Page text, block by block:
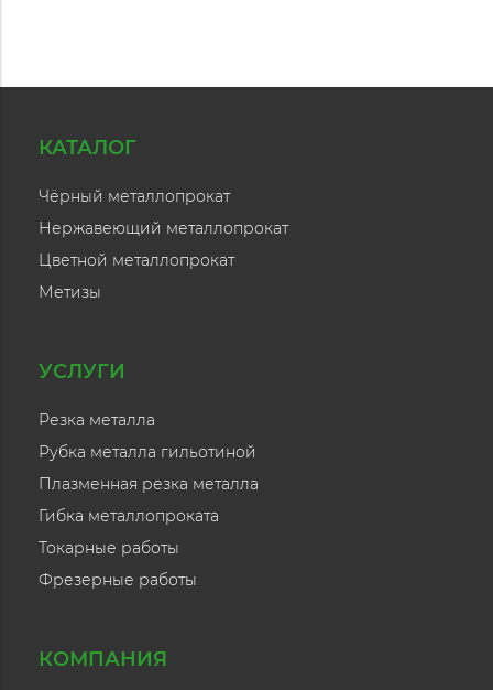
КАТАЛОГ
Чёрный металлопрокат
Нержавеющий металлопрокат
Цветной металлопрокат
Метизы
УСЛУГИ
Резка металла
Рубка металла гильотиной
Плазменная резка металла
Гибка металлопроката
Токарные работы
Фрезерные работы
КОМПАНИЯ